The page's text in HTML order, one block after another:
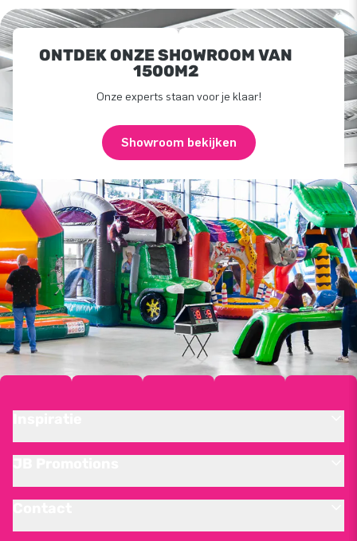
ONTDEK ONZE SHOWROOM VAN
1500M2
Onze experts staan voor je klaar!
Showroom bekijken